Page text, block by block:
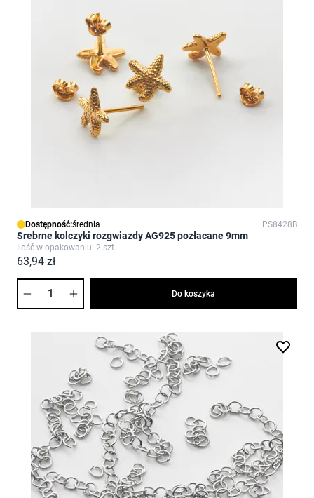
Dostępność:średnia PS8428B
Srebrne kolczyki rozgwiazdy AG925 pozłacane 9mm
Ilość w opakowaniu: 2 szt.
63,94 zł
Do koszyka